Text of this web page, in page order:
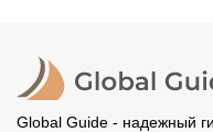
организатору напрямую
Global Guide - надежный